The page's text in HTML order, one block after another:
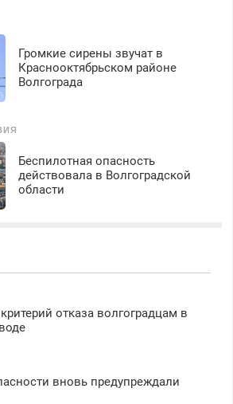
Громкие сирены звучат в
Краснооктябрьском районе
Волгограда
Беспилотная опасность
действовала в Волгоградской
области
отказа волгоградцам в
вновь предупреждали